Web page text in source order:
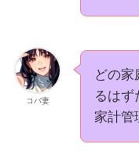
コバ妻
どの家
るはず
家計管